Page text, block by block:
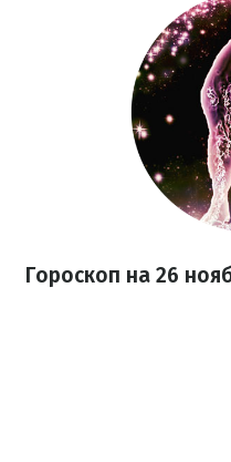
Гороскоп на 26